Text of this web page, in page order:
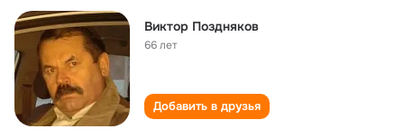
Виктор Поздняков
66 лет
Добавить в друзья